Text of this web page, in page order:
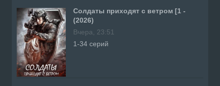
Солдаты приходят с ветром [1 -
(2026)
Вчера, 23:51
1-34 серий